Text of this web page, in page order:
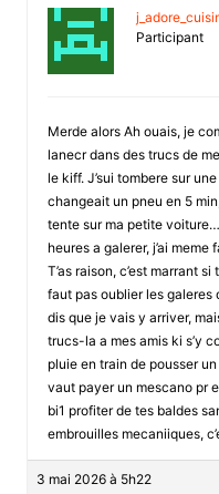
Participant
Merde alors Ah ouais, je
lanecr dans des trucs de
le kiff. J’sui tombere sur
changeait un pneu en 5
tente sur ma petite
heures a galerer, j’ai
T’as raison, c’est marrant
faut pas oublier les galeres
dis que je vais y arriver,
trucs-la a mes amis ki s’y
pluie en train de pousser
vaut payer un mescano pr
bi1 profiter de tes baldes
embrouilles mecaniiques,
3 mai 2026 à 5h22